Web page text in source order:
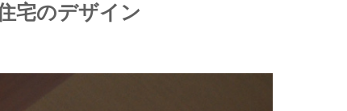
宅のデザイン